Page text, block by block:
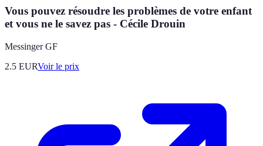
Vous pouvez résoudre les problèmes de votre enfant
et vous ne le savez pas - Cécile Drouin
Messinger GF
2.5 EURVoir le prix